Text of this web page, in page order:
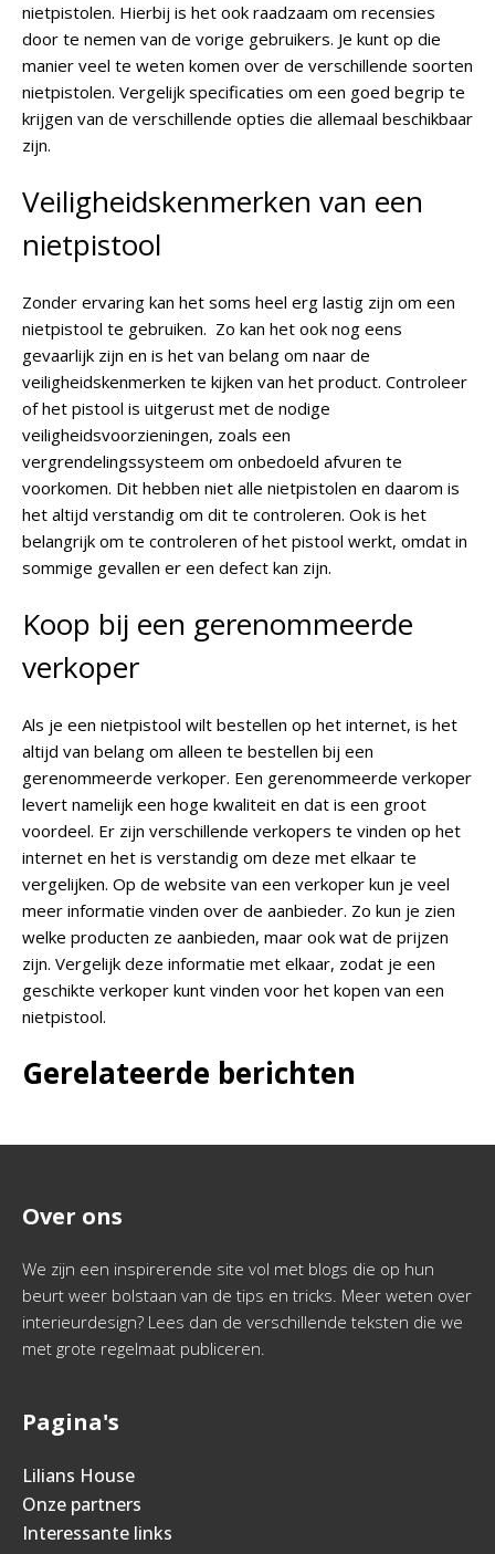
nietpistolen. Hierbij is het ook raadzaam om recensies
door te nemen van de vorige gebruikers. Je kunt op die
manier veel te weten komen over de verschillende soorten
nietpistolen. Vergelijk specificaties om een goed begrip te
krijgen van de verschillende opties die allemaal beschikbaar
zijn.
Veiligheidskenmerken van een
nietpistool
Zonder ervaring kan het soms heel erg lastig zijn om een
nietpistool te gebruiken. Zo kan het ook nog eens
gevaarlijk zijn en is het van belang om naar de
veiligheidskenmerken te kijken van het product. Controleer
of het pistool is uitgerust met de nodige
veiligheidsvoorzieningen, zoals een
vergrendelingssysteem om onbedoeld afvuren te
voorkomen. Dit hebben niet alle nietpistolen en daarom is
het altijd verstandig om dit te controleren. Ook is het
belangrijk om te controleren of het pistool werkt, omdat in
sommige gevallen er een defect kan zijn.
Koop bij een gerenommeerde
verkoper
Als je een nietpistool wilt bestellen op het internet, is het
altijd van belang om alleen te bestellen bij een
gerenommeerde verkoper. Een gerenommeerde verkoper
levert namelijk een hoge kwaliteit en dat is een groot
voordeel. Er zijn verschillende verkopers te vinden op het
internet en het is verstandig om deze met elkaar te
vergelijken. Op de website van een verkoper kun je veel
meer informatie vinden over de aanbieder. Zo kun je zien
welke producten ze aanbieden, maar ook wat de prijzen
zijn. Vergelijk deze informatie met elkaar, zodat je een
geschikte verkoper kunt vinden voor het kopen van een
nietpistool.
Gerelateerde berichten
Over ons
We zijn een inspirerende site vol met blogs die op hun
beurt weer bolstaan van de tips en tricks. Meer weten over
interieurdesign? Lees dan de verschillende teksten die we
met grote regelmaat publiceren.
Pagina's
Lilians House
Onze partners
Interessante links